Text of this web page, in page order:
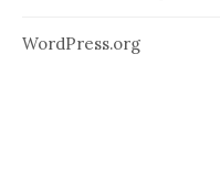
WordPress.org